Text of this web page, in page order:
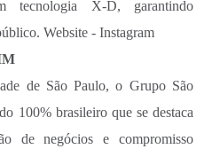
tecnologia X-D, garantindo
Website - Instagram
de São Paulo, o Grupo São
100% brasileiro que se destaca
de negócios e compromisso